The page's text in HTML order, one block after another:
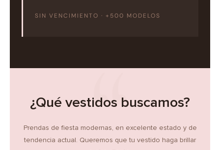
SIN VENCIMIENTO · +500 MODELOS
¿Qué vestidos buscamos?
Prendas de fiesta modernas, en excelente estado y de
tendencia actual. Queremos que tu vestido haga brillar